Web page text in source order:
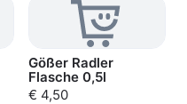
Gößer Radler
Flasche 0,5l
€ 4,50